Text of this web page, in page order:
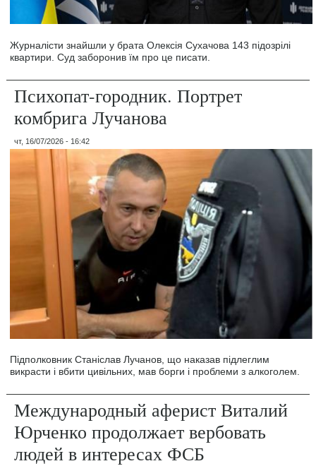
Журналісти знайшли у брата Олексія Сухачова 143 підозрілі
квартири. Суд заборонив їм про це писати.
Психопат-городник. Портрет
комбрига Лучанова
чт, 16/07/2026 - 16:42
Підполковник Станіслав Лучанов, що наказав підлеглим
викрасти і вбити цивільних, мав борги і проблеми з алкоголем.
Международный аферист Виталий
Юрченко продолжает вербовать
людей в интересах ФСБ